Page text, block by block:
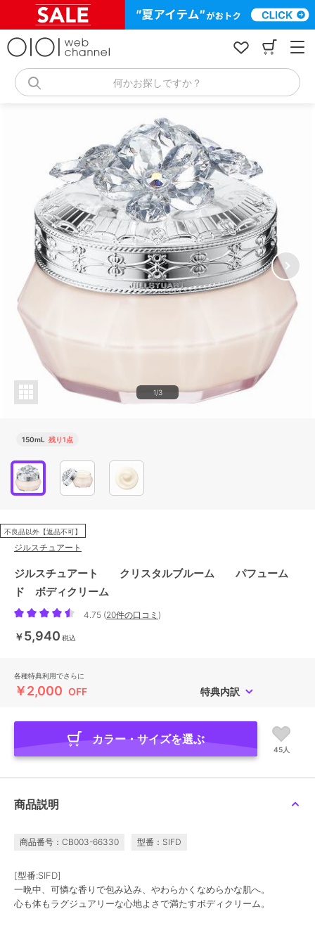
何かお探しですか？
1/3
150mL 残り1点
不良品以外【返品不可】
ジルスチュアート
ジルスチュアート クリスタルブルーム パフューム
ド ボディクリーム
4.75 (20件の口コミ )
￥5,940 税込
各種特典利用でさらに
￥2,000 OFF 特典内訳
カラー・サイズを選ぶ
45人
商品説明
商品番号：CB003-66330 型番：SIFD
[型番:SIFD]
一晩中、可憐な香りで包み込み、やわらかくなめらかな肌へ。
心も体もラグジュアリーな心地よさで満たすボディクリーム。